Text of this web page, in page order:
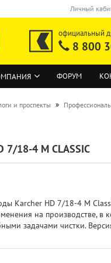
Личный
официальный
8 800
ФОРУМ
и проспекты »
18-4 M CLASSIC
Karcher HD 7/18-4 M
на производстве, в
задачами чистки.